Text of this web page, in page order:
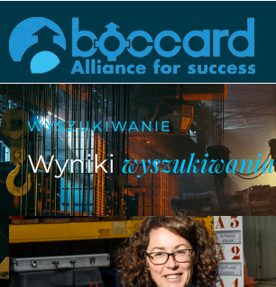
WYSZUKIWANIE
Wynikiwyszukiwania